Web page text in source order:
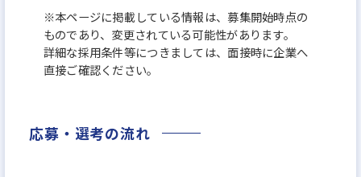
※本ページに掲載している情報は、募集開始時点の
ものであり、変更されている可能性があります。
詳細な採用条件等につきましては、面接時に企業へ
直接ご確認ください。
応募・選考の流れ